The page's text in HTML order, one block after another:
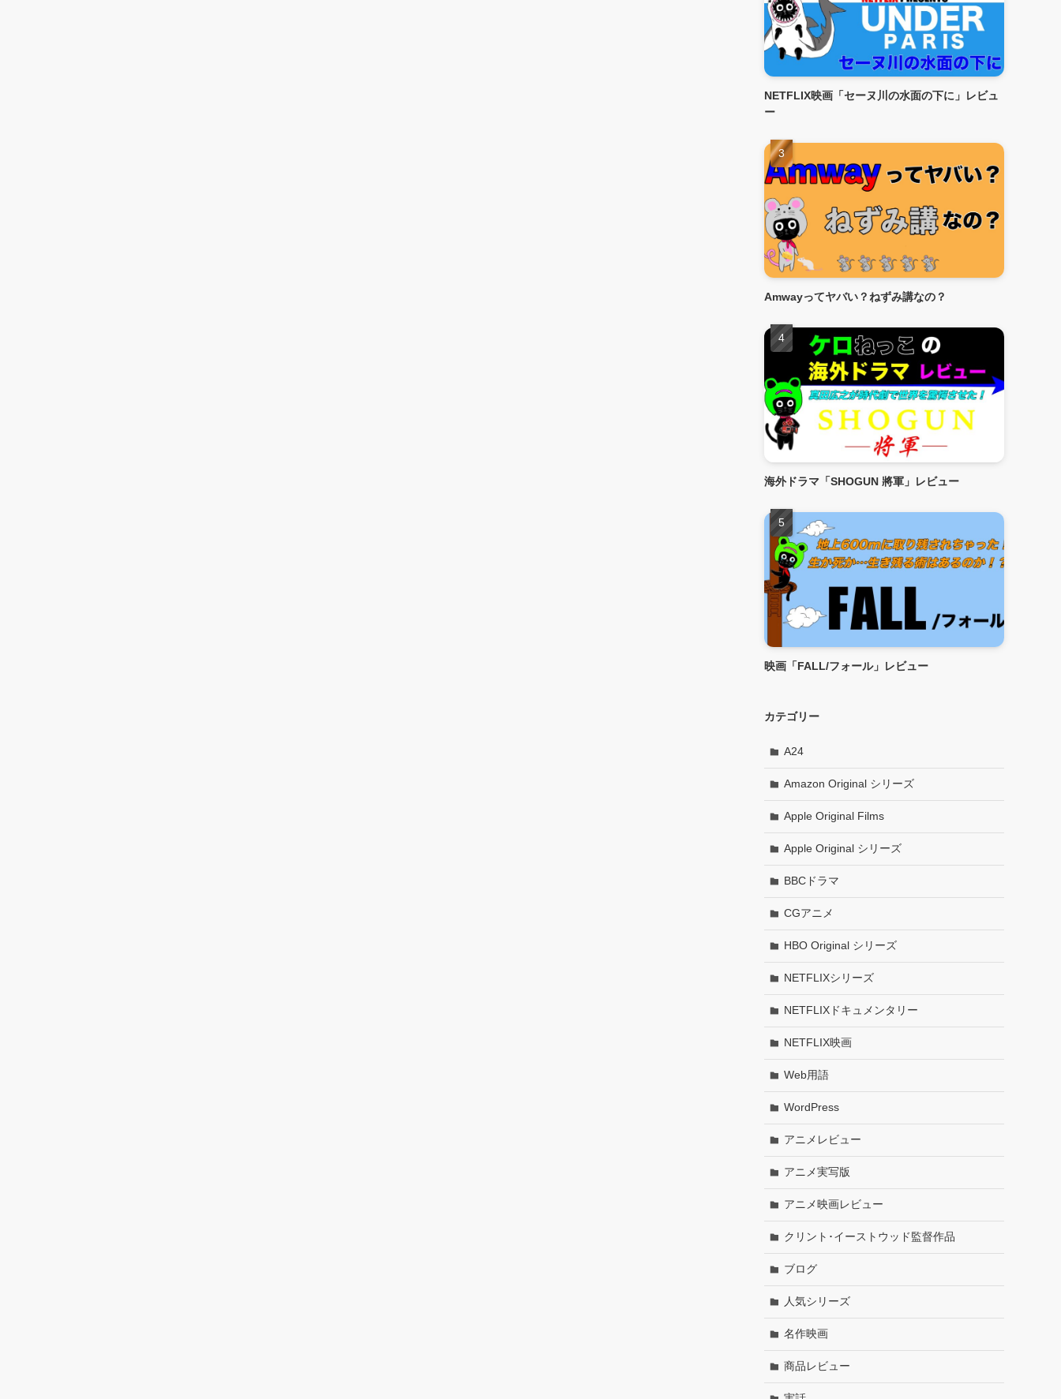
NETFLIX映画「セーヌ川の水面の下に」レビュ
ー
Amwayってヤバい？ねずみ講なの？
海外ドラマ「SHOGUN 將軍」レビュー
映画「FALL/フォール」レビュー
カテゴリー
A24
Amazon Original シリーズ
Apple Original Films
Apple Original シリーズ
BBCドラマ
CGアニメ
HBO Original シリーズ
NETFLIXシリーズ
NETFLIXドキュメンタリー
NETFLIX映画
Web用語
WordPress
アニメレビュー
アニメ実写版
アニメ映画レビュー
クリント･イーストウッド監督作品
ブログ
人気シリーズ
名作映画
商品レビュー